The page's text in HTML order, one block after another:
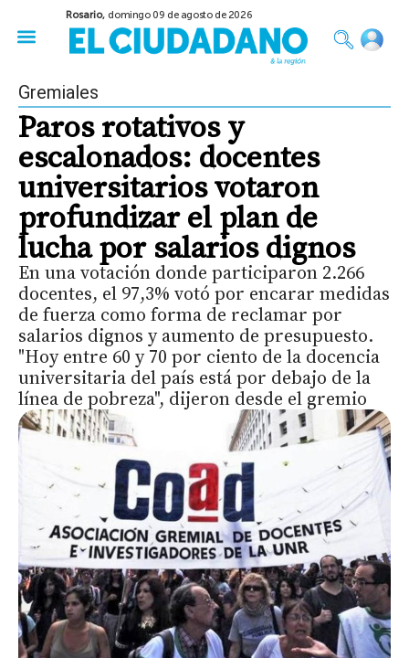
Rosario, domingo 09 de agosto de 2026
Gremiales
Paros rotativos y
escalonados: docentes
universitarios votaron
profundizar el plan de
lucha por salarios dignos
En una votación donde participaron 2.266
docentes, el 97,3% votó por encarar medidas
de fuerza como forma de reclamar por
salarios dignos y aumento de presupuesto.
"Hoy entre 60 y 70 por ciento de la docencia
universitaria del país está por debajo de la
línea de pobreza", dijeron desde el gremio